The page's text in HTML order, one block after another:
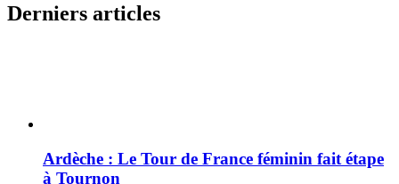
Derniers articles
Ardèche : Le Tour de France féminin fait étape
à Tournon